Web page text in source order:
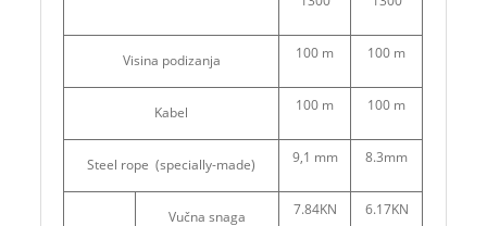
Visina podizanja 100 m 100 m
Kabel 100 m 100 m
Steel rope (specially-made) 9,1 mm 8.3mm
Vučna snaga 7.84KN 6.17KN